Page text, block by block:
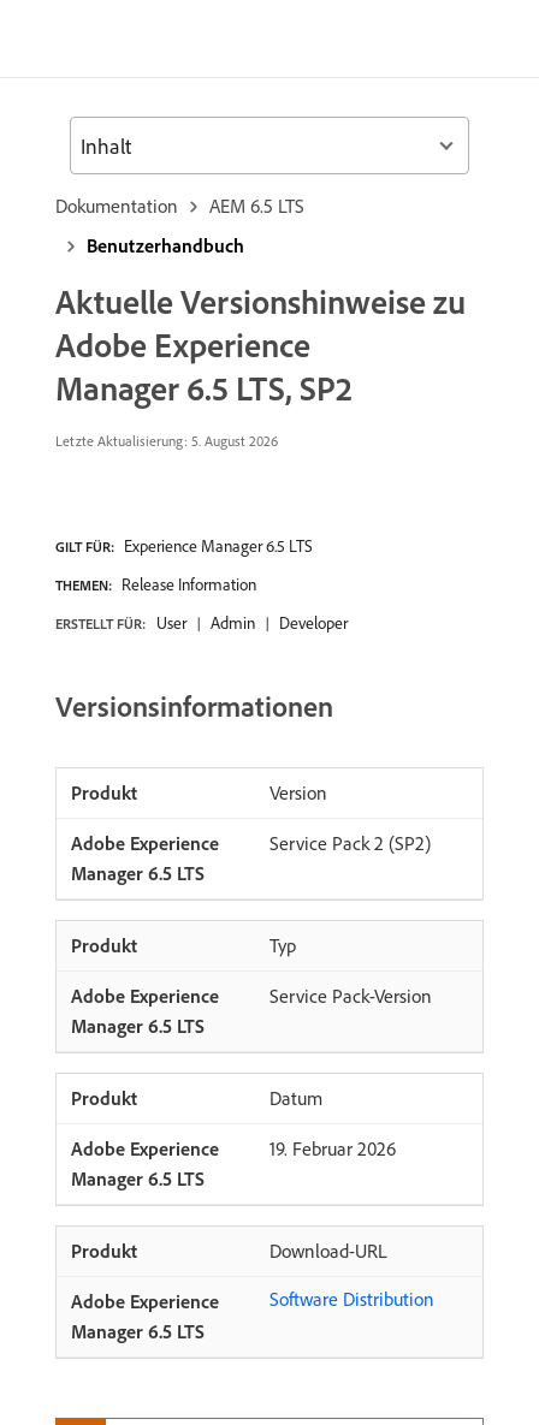
Dokumentation
AEM 6.5 LTS
Benutzerhandbuch
Aktuelle Versionshinweise zu
Adobe Experience
Manager 6.5 LTS, SP2
Letzte Aktualisierung: 5. August 2026
GILT FÜR: Experience Manager 6.5 LTS
THEMEN: Release Information
ERSTELLT FÜR: User Admin Developer
Versionsinformationen
Version
Service Pack 2 (SP2)
Typ
Service Pack-Version
Datum
19. Februar 2026
Download-URL
Software Distribution
Inhalt